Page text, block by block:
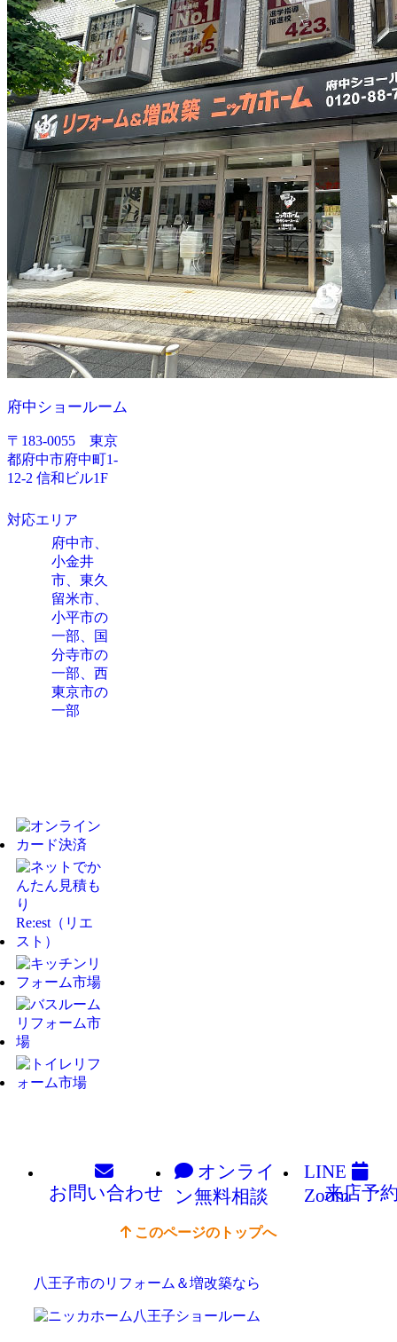
府中ショールーム
〒183-0055 東京
都府中市府中町1-
12-2 信和ビル1F
対応エリア
府中市、
小金井
市、東久
留米市、
小平市の
一部
国
分寺市の
一部
西
東京市の
一部
お問い合わせ
オンライ
ン無料相談
LINE
Zoom
来店予
このページのトップへ
八王子市のリフォーム＆増改築なら